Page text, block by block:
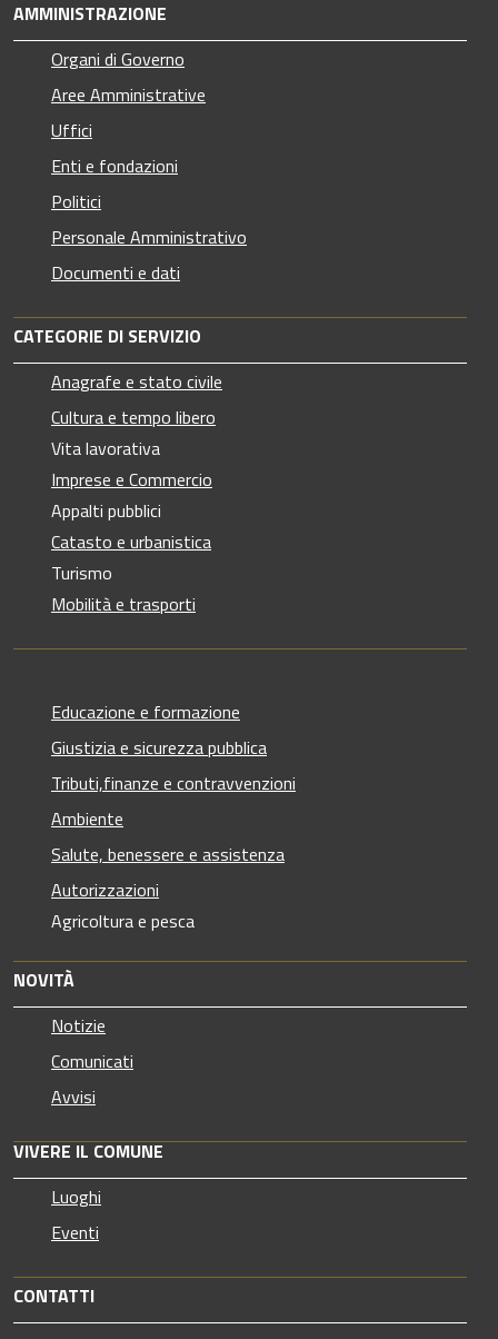
AMMINISTRAZIONE
Organi di Governo
Aree Amministrative
Uffici
Enti e fondazioni
Politici
Personale Amministrativo
Documenti e dati
CATEGORIE DI SERVIZIO
Anagrafe e stato civile
Cultura e tempo libero
Vita lavorativa
Imprese e Commercio
Appalti pubblici
Catasto e urbanistica
Turismo
Mobilità e trasporti
Educazione e formazione
Giustizia e sicurezza pubblica
Tributi,finanze e contravvenzioni
Ambiente
Salute, benessere e assistenza
Autorizzazioni
Agricoltura e pesca
NOVITÀ
Notizie
Comunicati
Avvisi
VIVERE IL COMUNE
Luoghi
Eventi
CONTATTI